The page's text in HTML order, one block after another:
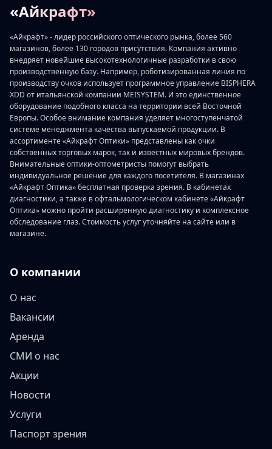
«Айкрафт»
«Айкрафт» - лидер российского оптического рынка, более 560
магазинов, более 130 городов присутствия. Компания активно
внедряет новейшие высокотехнологичные разработки в свою
производственную базу. Например, роботизированная линия по
производству очков использует программное управление BISPHERA
XDD от итальянской компании MEISYSTEM. И это единственное
оборудование подобного класса на территории всей Восточной
Европы. Особое внимание компания уделяет многоступенчатой
системе менеджмента качества выпускаемой продукции. В
ассортименте «Айкрафт Оптики» представлены как очки
собственных торговых марок, так и известных мировых брендов.
Внимательные оптики-оптометристы помогут выбрать
индивидуальное решение для каждого посетителя. В магазинах
«Айкрафт Оптика» бесплатная проверка зрения. В кабинетах
диагностики, а также в офтальмологическом кабинете «Айкрафт
Оптика» можно пройти расширенную диагностику и комплексное
обследование глаз. Стоимость услуг уточняйте на сайте или в
магазине.
О компании
О нас
Вакансии
Аренда
СМИ о нас
Акции
Новости
Услуги
Паспорт зрения